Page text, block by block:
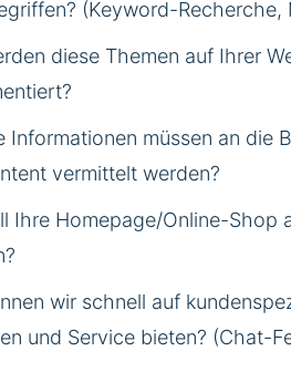
(Keyword-Recherche,
diese Themen auf Ihrer
Informationen müssen an die
vermittelt werden?
Ihre Homepage/Online-Shop
wir schnell auf
und Service bieten? (Chat-